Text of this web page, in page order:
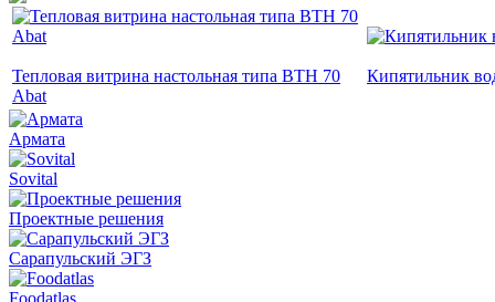
Тепловая витрина настольная типа ВТН 70
Abat
Кипятильник
Армата
Sovital
Проектные решения
Сарапульский ЭГЗ
Foodatlas